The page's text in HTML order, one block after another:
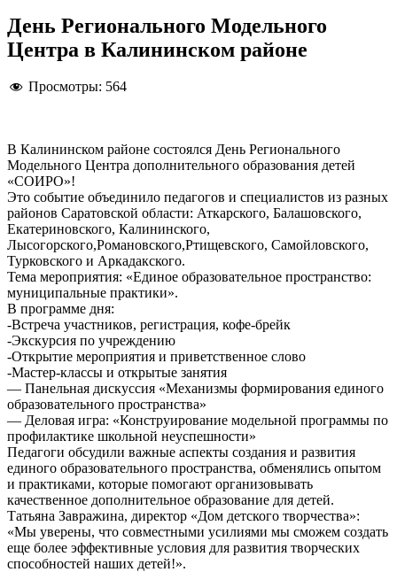
День Регионального Модельного
Центра в Калининском районе
Просмотры: 564
В Калининском районе состоялся День Регионального
Модельного Центра дополнительного образования детей
«СОИРО»!
Это событие объединило педагогов и специалистов из разных
районов Саратовской области: Аткарского, Балашовского,
Екатериновского, Калининского,
Лысогорского,Романовского,Ртищевского, Самойловского,
Турковского и Аркадакского.
Тема мероприятия: «Единое образовательное пространство:
муниципальные практики».
В программе дня:
-Встреча участников, регистрация, кофе-брейк
-Экскурсия по учреждению
-Открытие мероприятия и приветственное слово
-Мастер-классы и открытые занятия
— Панельная дискуссия «Механизмы формирования единого
образовательного пространства»
— Деловая игра: «Конструирование модельной программы по
профилактике школьной неуспешности»
Педагоги обсудили важные аспекты создания и развития
единого образовательного пространства, обменялись опытом
и практиками, которые помогают организовывать
качественное дополнительное образование для детей.
Татьяна Завражина, директор «Дом детского творчества»:
«Мы уверены, что совместными усилиями мы сможем создать
еще более эффективные условия для развития творческих
способностей наших детей!».